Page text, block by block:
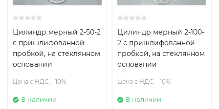
Цилиндр мерный 2-50-2
с пришлифованной
пробкой, на стеклянном
основании
Цена с НДС: 10%
В наличии
Цилиндр мерный 2-100-
2 с пришлифованной
пробкой, на стеклянном
основании
Цена с НДС: 10%
В наличии